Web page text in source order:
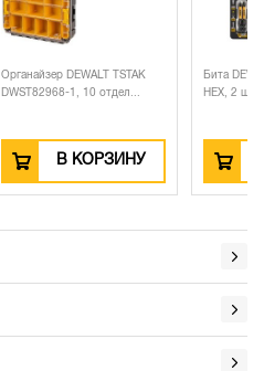
Органайзер DEWALT TSTAK
DWST82968-1, 10 отдел...
В КОРЗИНУ
Бита
HEX, 2 шт.